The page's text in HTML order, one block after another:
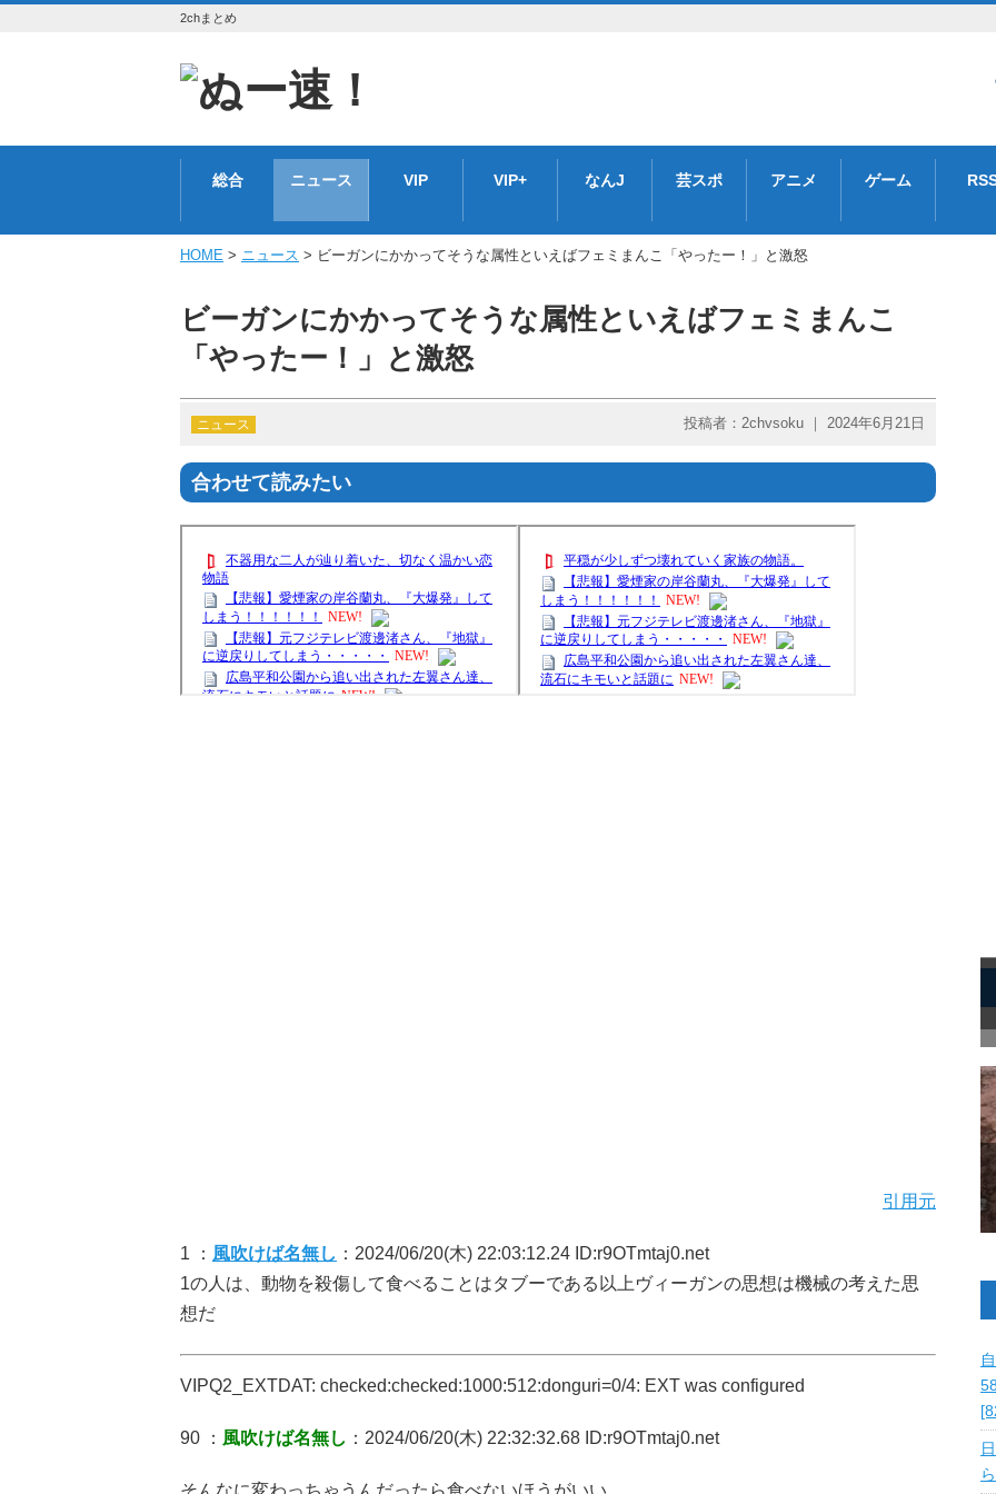
2chまとめ
総合 ニュース VIP VIP+ なんJ 芸スポ アニメ ゲーム
HOME > ニュース > ビーガンにかかってそうな属性といえばフェミまんこ「やったー！」と激怒
ビーガンにかかってそうな属性といえばフェミまんこ
「やったー！」と激怒
ニュース 投稿者：2chvsoku ｜ 2024年6月21日
合わせて読みたい
引用元
1 ： 風吹けば名無し ：2024/06/20(木) 22:03:12.24 ID:r9OTmtaj0.net
1の人は、動物を殺傷して食べることはタブーである以上ヴィーガンの思想は機械の考えた思
想だ
VIPQ2_EXTDAT: checked:checked:1000:512:donguri=0/4: EXT was configured
90 ： 風吹けば名無し ：2024/06/20(木) 22:32:32.68 ID:r9OTmtaj0.net
そんなに変わっちゃうんだったら食べないほうがいい